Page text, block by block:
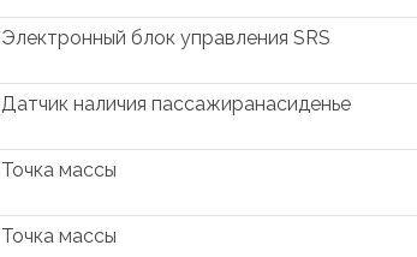
Электронный блок управления SRS
Датчик наличия пассажиранасиденье
Точка массы
Точка массы